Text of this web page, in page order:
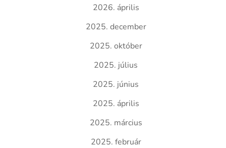
2026. április
2025. december
2025. október
2025. július
2025. június
2025. április
2025. március
2025. február